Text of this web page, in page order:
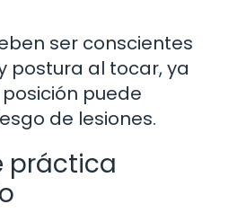
ser conscientes
postura al tocar, ya
puede
de lesiones.
práctica